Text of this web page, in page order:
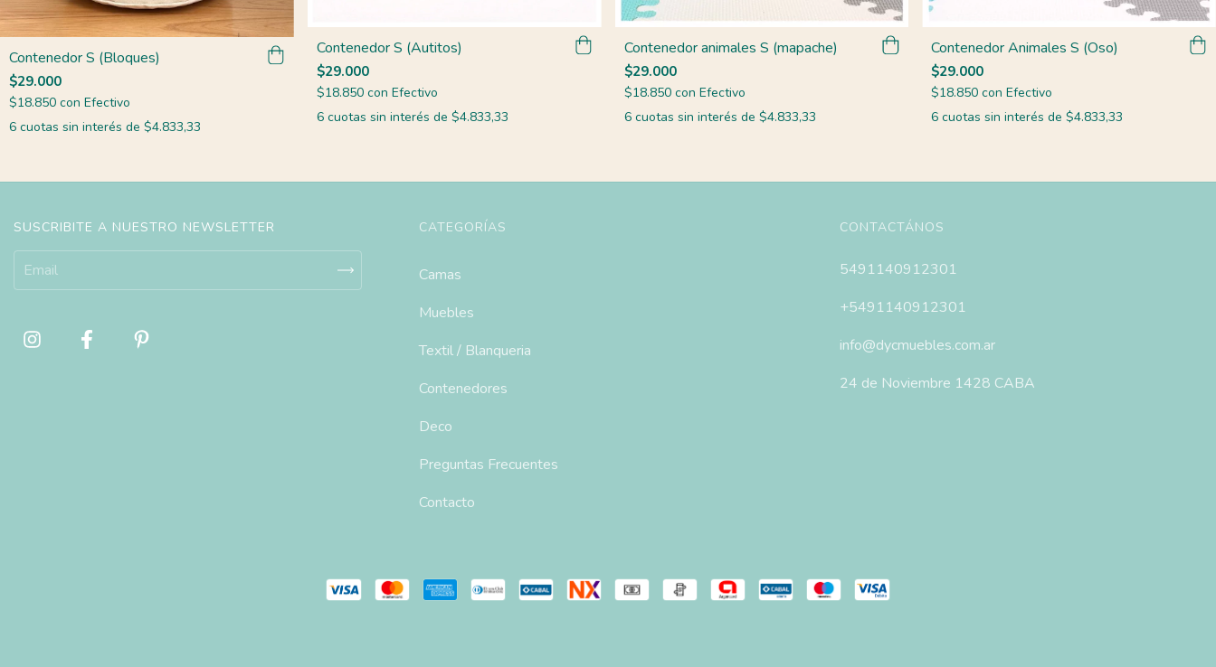
Contenedor S (Bloques)
$29.000
$18.850 con Efectivo
6 cuotas sin interés de $4.833,33
Contenedor S (Autitos)
$29.000
$18.850 con Efectivo
6 cuotas sin interés de $4.833,33
Contenedor animales S (mapache)
$29.000
$18.850 con Efectivo
6 cuotas sin interés de $4.833,33
Contenedor Animales S (Oso)
$29.000
$18.850con Efectivo
6 cuotas sin interés de$4.833,33
SUSCRIBITE A NUESTRO NEWSLETTER CATEGORÍAS
Camas
Muebles
Textil / Blanqueria
Contenedores
Deco
Preguntas Frecuentes
Contacto
CONTACTÁNOS
5491140912301
+5491140912301
info@dycmuebles.com.ar
24 de Noviembre 1428 CABA